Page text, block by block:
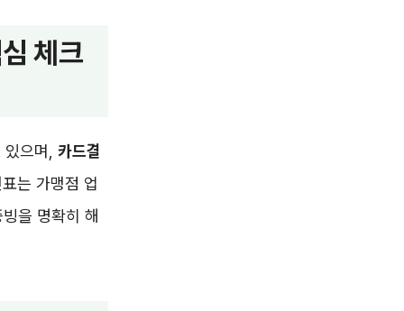
체크
으며, 카드결
는 가맹점 업
을 명확히 해